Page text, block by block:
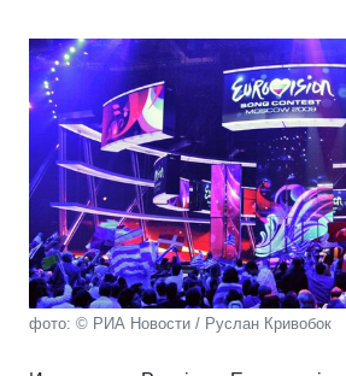
фото: © РИА Новости / Руслан Кривобок